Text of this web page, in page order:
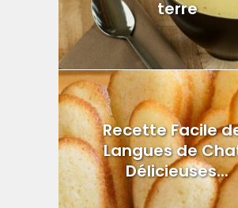
terre
Recette Facile
Langues de
Délicieuses...